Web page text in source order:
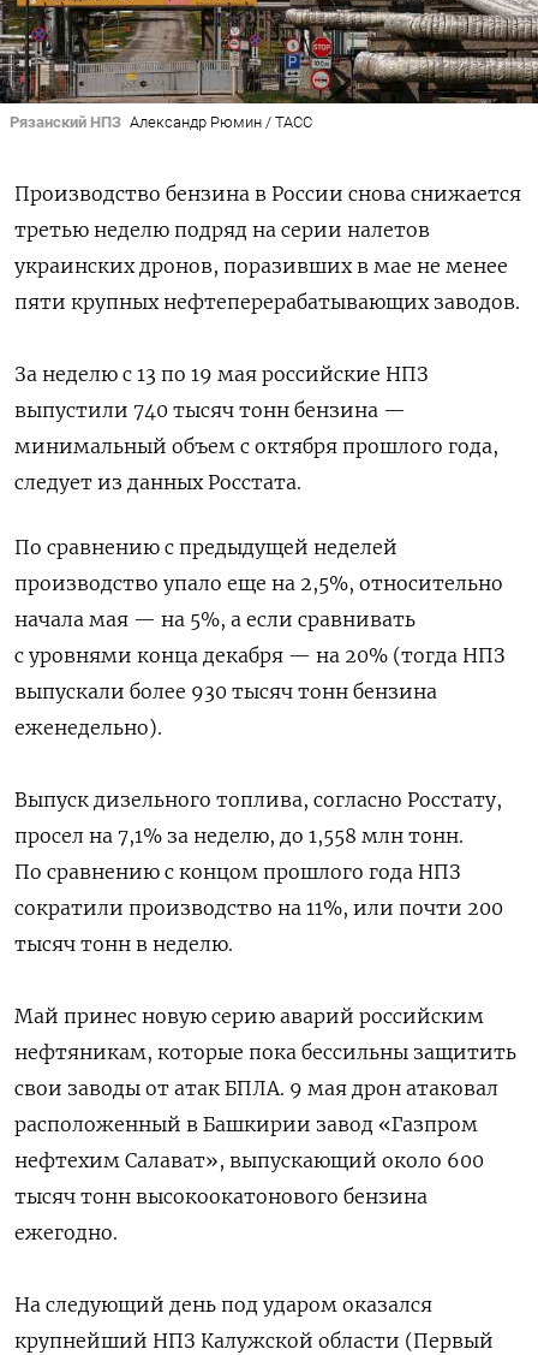
Рязанский НПЗ Александр Рюмин / ТАСС
Производство бензина в России снова снижается
третью неделю подряд на серии налетов
украинских дронов, поразивших в мае не менее
пяти крупных нефтеперерабатывающих заводов.
За неделю с 13 по 19 мая российские НПЗ
выпустили 740 тысяч тонн бензина —
минимальный объем с октября прошлого года,
следует из данных Росстата.
По сравнению с предыдущей неделей
производство упало еще на 2,5%, относительно
начала мая — на 5%, а если сравнивать
с уровнями конца декабря — на 20% (тогда НПЗ
выпускали более 930 тысяч тонн бензина
еженедельно).
Выпуск дизельного топлива, согласно Росстату,
просел на 7,1% за неделю, до 1,558 млн тонн.
По сравнению с концом прошлого года НПЗ
сократили производство на 11%, или почти 200
тысяч тонн в неделю.
Май принес новую серию аварий российским
нефтяникам, которые пока бессильны защитить
свои заводы от атак БПЛА. 9 мая дрон атаковал
расположенный в Башкирии завод «Газпром
нефтехим Салават», выпускающий около 600
тысяч тонн высокоокатонового бензина
ежегодно.
На следующий день под ударом оказался
крупнейший НПЗ Калужской области (Первый